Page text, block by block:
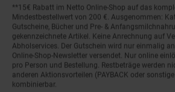
**15€ Rabatt im Netto Online-Shop auf das
Mindestbestellwert von 200 €. Ausgenommen:
Gutscheine, Bücher und Pre- &
gekennzeichnete Artikel. Keine Anrechnung auf
Abholservices. Der Gutschein wird nur einmalig
Online-Shop-Newsletter versendet. Nur online
pro Person und Bestellung. Restbeträge werden
anderen Aktionsvorteilen (PAYBACK oder
kombinierbar.